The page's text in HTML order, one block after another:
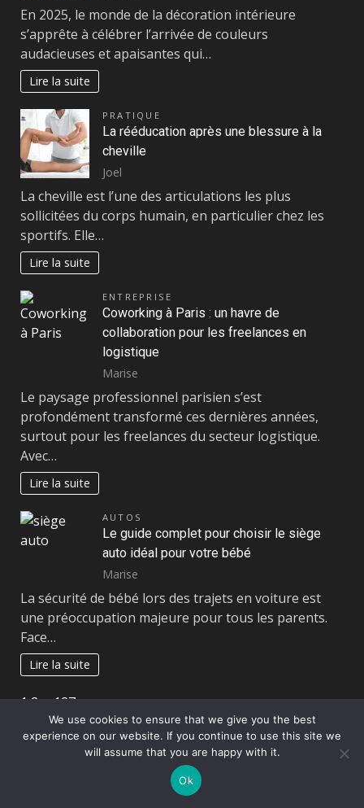
En 2025, le monde de la décoration intérieure
s’apprête à célébrer l’arrivée de couleurs
audacieuses et apaisantes qui…
Lire la suite
PRATIQUE
La rééducation après une blessure à la
cheville
Joel
La cheville est l’une des articulations les plus
sollicitées du corps humain, en particulier chez les
sportifs. Elle…
Lire la suite
ENTREPRISE
Coworking à Paris : un havre de
collaboration pour les freelances en
logistique
Marise
Le paysage professionnel parisien s’est
profondément transformé ces dernières années,
surtout pour les freelances du secteur logistique.
Avec…
Lire la suite
AUTOS
Le guide complet pour choisir le siège
auto idéal pour votre bébé
Marise
La sécurité de bébé lors des trajets en voiture est
une préoccupation majeure pour tous les parents.
Face…
Lire la suite
Page:
12…127Next
»
Copyright © All rights reserved.|DarkNews
themes
We use cookies to ensure that we give you the best
experience on our website. If you continue to use this site we
will assume that you are happy with it.
Ok